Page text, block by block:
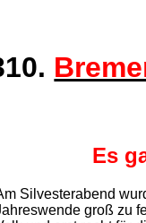
Es
Silvesterabend
groß zu